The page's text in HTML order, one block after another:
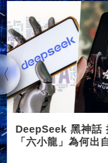
DeepSeek 黑神話
「六小龍」為何出